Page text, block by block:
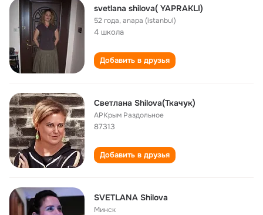
svetlana shilova( YAPRAKLI)
52 года,anapa (istanbul)
4 школа
Добавить в друзья
Светлана Shilova(Ткачук)
АРКрым Раздольное
87313
Добавить в друзья
SVETLANA Shilova
Минск